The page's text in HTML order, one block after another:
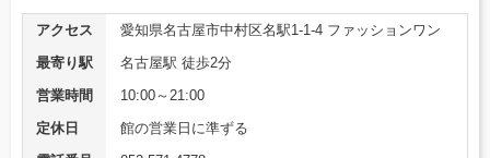
アクセス
愛知県名古屋市中村区名駅1-1-4 ファッションワン
最寄り駅
名古屋駅 徒歩2分
営業時間
10:00～21:00
定休日
館の営業日に準ずる